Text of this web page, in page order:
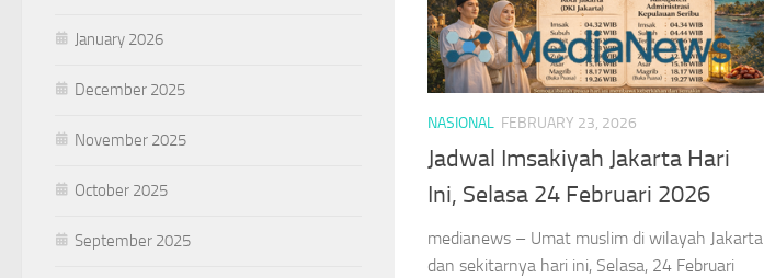
NASIONAL FEBRUARY 23, 2026
Jadwal Imsakiyah Jakarta Hari
Ini, Selasa 24 Februari 2026
medianews – Umat muslim di wilayah Jakarta
dan sekitarnya hari ini, Selasa, 24 Februari
January 2026
December 2025
November 2025
October 2025
September 2025